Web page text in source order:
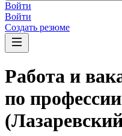
Войти
Войти
Создать резюме
Работа и
по